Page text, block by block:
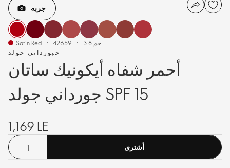
جيورداني جولد
أحمر شفاه أيكونيك ساتان
جورداني جولد SPF 15
جربه
Satin Red 42659 3.8 جم
1,169 LE
أشترى